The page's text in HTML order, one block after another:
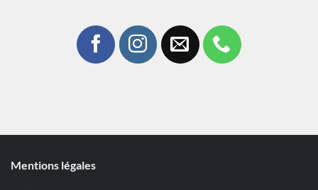
Mentions légales